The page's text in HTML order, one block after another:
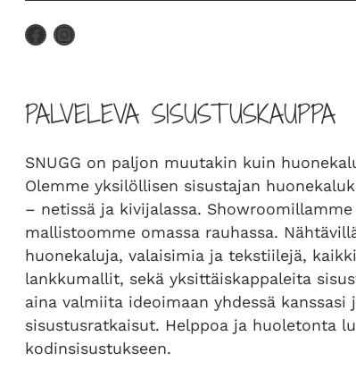
PALVELEVA SISUSTUSKAUPPA
SNUGG on paljon muutakin kuin
Olemme yksilöllisen sisustajan
– netissä ja kivijalassa.
mallistoomme omassa rauhassa.
huonekaluja, valaisimia ja tekstiilejä,
lankkumallit, sekä yksittäiskappaleita
aina valmiita ideoimaan yhdessä
sisustusratkaisut. Helppoa ja huoletonta
kodinsisustukseen.